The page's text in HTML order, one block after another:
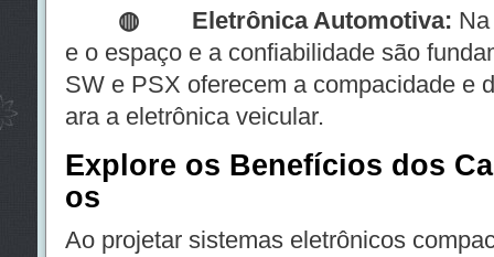
◍ Eletrônica Automotiva:
e o espaço e a confiabilidade são
SW e PSX oferecem a compacidade e
ara a eletrônica veicular.
Explore os Benefícios dos
os
Ao projetar sistemas eletrônicos